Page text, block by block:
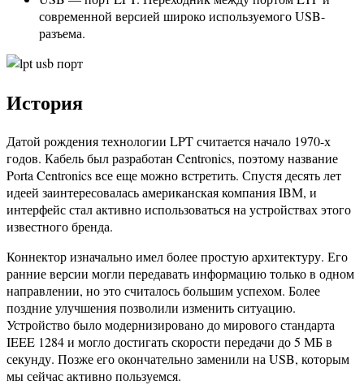
современной версией широко используемого USB-
разъема.
История
Датой рождения технологии LPT считается начало 1970-х
годов. Кабель был разработан Centronics, поэтому название
Porta Centronics все еще можно встретить. Спустя десять лет
идеей заинтересовалась американская компания IBM, и
интерфейс стал активно использоваться на устройствах этого
известного бренда.
Коннектор изначально имел более простую архитектуру. Его
ранние версии могли передавать информацию только в одном
направлении, но это считалось большим успехом. Более
поздние улучшения позволили изменить ситуацию.
Устройство было модернизировано до мирового стандарта
IEEE 1284 и могло достигать скорости передачи до 5 МБ в
секунду. Позже его окончательно заменили на USB, которым
мы сейчас активно пользуемся.